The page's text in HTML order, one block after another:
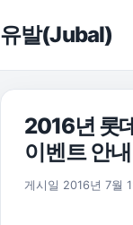
유발(Jubal)
2016년 롯
이벤트 안내
게시일 2016년 7월 1